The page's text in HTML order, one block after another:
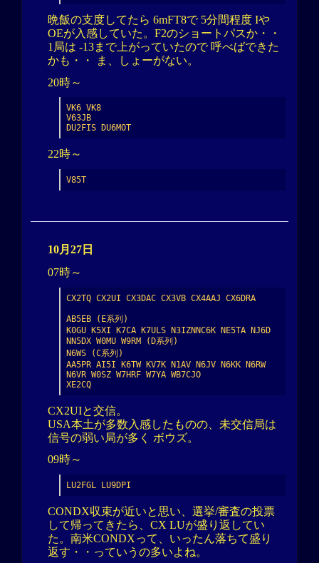
晩飯の支度してたら 6mFT8で 5分間程度 Iや
OEが入感していた。F2のショートパスか・・
1局は -13まで上がっていたので 呼べばできた
かも・・ ま、しょーがない。
20時～
VK6 VK8
V63JB
DU2FIS DU6MOT
22時～
V85T
10月27日
07時～
CX2TQ CX2UI CX3DAC CX3VB CX4AAJ CX6DRA
AB5EB (E系列)
K0GU K5XI K7CA K7ULS N3IZNNC6K NE5TA NJ6D
NN5DX W0MU W9RM (D系列)
N6WS (C系列)
AA5PR AI5I K6TW KV7K N1AV N6JV N6KK N6RW
N6VR W0SZ W7HRF W7YA WB7CJO
XE2CQ
CX2UIと交信。
USA本土が多数入感したものの、未交信局は
信号の弱い局が多く ボウズ。
09時～
LU2FGL LU9DPI
CONDX収束が近いと思い、選挙/審査の投票
して帰ってきたら、CX LUが盛り返してい
た。南米CONDXって、いったん落ちて盛り
返す・・っていうの多いよね。